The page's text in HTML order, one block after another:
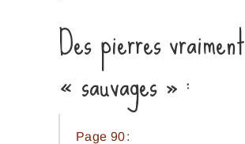
Des pierres vraiment
« sauvages » :
Page 90 :